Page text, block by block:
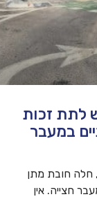
לתת זכות
במעבר
חובת מתן
חצייה. אין